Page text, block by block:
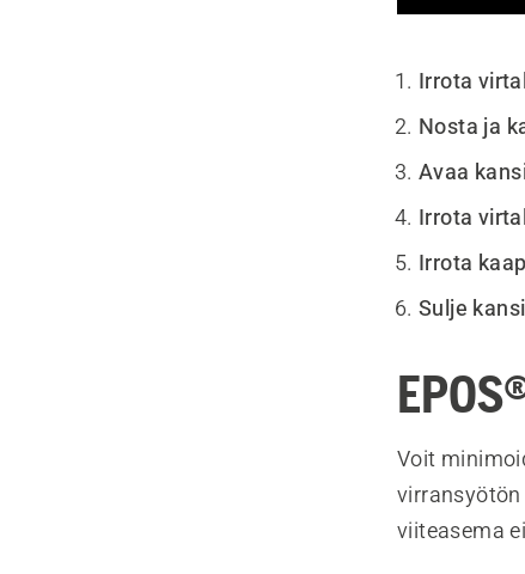
Irrota
Nosta ja
Avaa
Irrota
Irrota
Sulje kansi
Voit
viiteasema